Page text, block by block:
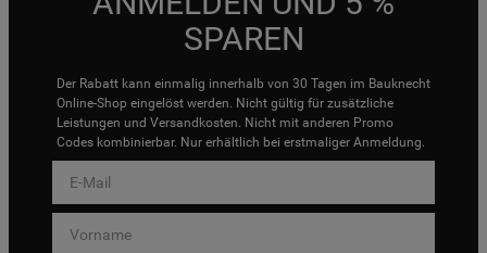
SPAREN
Der Rabatt kann einmalig innerhalb von 30 Tagen im Bauknecht
Online-Shop eingelöst werden. Nicht gültig für zusätzliche
Leistungen und Versandkosten. Nicht mit anderen Promo
Codes kombinierbar. Nur erhältlich bei erstmaliger Anmeldung.